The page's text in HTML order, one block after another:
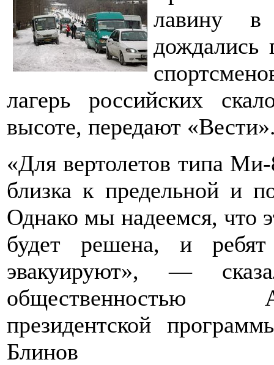
лавину
дождались
лагерь российских
высоте, передают
«Для вертолетов типа
близка к предельной и
Однако мы надеемся, что
будет решена, и ребят
эвакуируют», —
общественностью
президентской
Блинов